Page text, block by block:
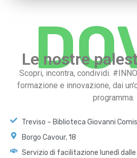
Le nostre
Scopri, incontra, condividi.
formazione e innovazione, dai
programma.
Treviso – Biblioteca Giovanni
Borgo Cavour, 18
Servizio di facilitazione lunedì dalle